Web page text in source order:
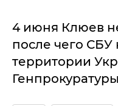
4 июня Клюев
после чего СБУ
территории